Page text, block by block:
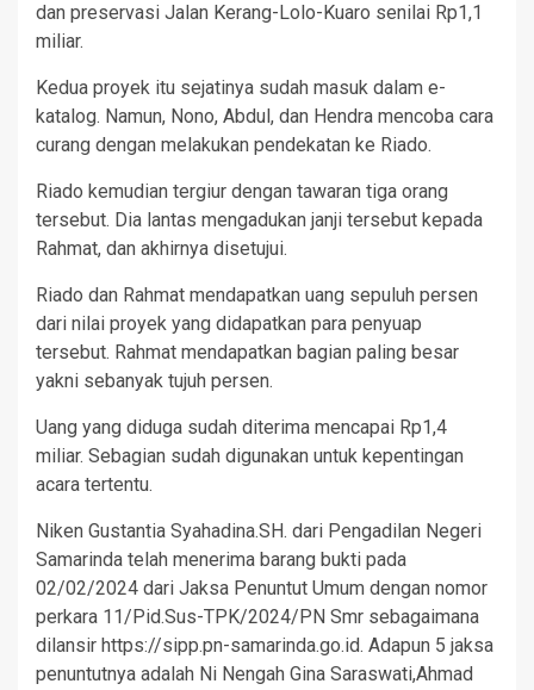
dan preservasi Jalan Kerang-Lolo-Kuaro senilai Rp1,1
miliar.
Kedua proyek itu sejatinya sudah masuk dalam e-
katalog. Namun, Nono, Abdul, dan Hendra mencoba cara
curang dengan melakukan pendekatan ke Riado.
Riado kemudian tergiur dengan tawaran tiga orang
tersebut. Dia lantas mengadukan janji tersebut kepada
Rahmat, dan akhirnya disetujui.
Riado dan Rahmat mendapatkan uang sepuluh persen
dari nilai proyek yang didapatkan para penyuap
tersebut. Rahmat mendapatkan bagian paling besar
yakni sebanyak tujuh persen.
Uang yang diduga sudah diterima mencapai Rp1,4
miliar. Sebagian sudah digunakan untuk kepentingan
acara tertentu.
Niken Gustantia Syahadina.SH. dari Pengadilan Negeri
Samarinda telah menerima barang bukti pada
02/02/2024 dari Jaksa Penuntut Umum dengan nomor
perkara 11/Pid.Sus-TPK/2024/PN Smr sebagaimana
dilansir https://sipp.pn-samarinda.go.id. Adapun 5 jaksa
penuntutnya adalah Ni Nengah Gina Saraswati,Ahmad